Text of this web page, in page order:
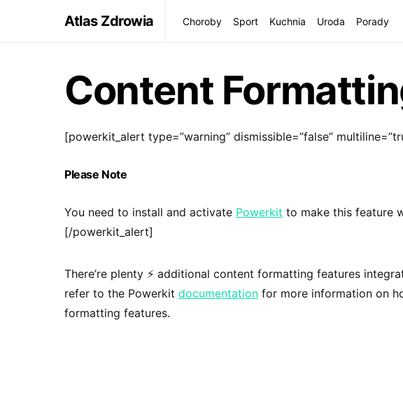
Atlas Zdrowia Choroby Sport Kuchnia Uroda Porady
Content
[powerkit_alert type=”warning” dismissible=”false”
Please Note
You need to install and activate Powerkit to make this feature
[/powerkit_alert]
There’re plenty ⚡ additional content formatting features
refer to the Powerkit documentation for more information on
formatting features.